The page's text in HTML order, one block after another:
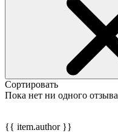
Сортировать
Пока нет ни одного отзыва
{{ item.author }}